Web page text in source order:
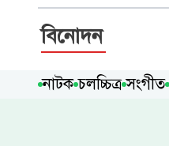
বিনোদন
নাটক চলচ্চিত্র সংগীত